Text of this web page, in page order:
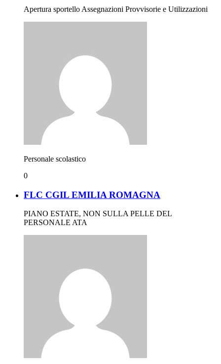
Apertura sportello Assegnazioni Provvisorie e Utilizzazioni
Personale scolastico
0
FLC CGIL EMILIA ROMAGNA
PIANO ESTATE, NON SULLA PELLE DEL
PERSONALE ATA